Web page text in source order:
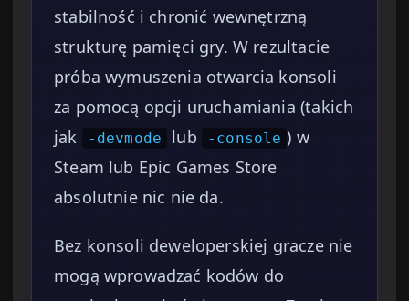
stabilność i chronić wewnętrzną
strukturę pamięci gry. W rezultacie
próba wymuszenia otwarcia konsoli
za pomocą opcji uruchamiania (takich
jak
-devmode lub -console ) w
Steam lub Epic Games Store
absolutnie nic nie da.
Bez konsoli deweloperskiej gracze nie
mogą wprowadzać kodów do